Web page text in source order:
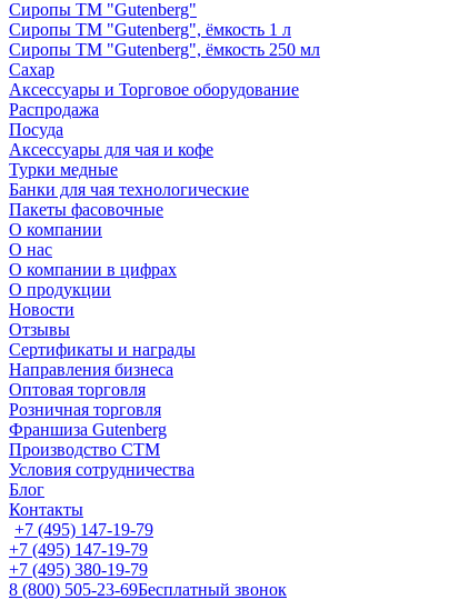
Сиропы ТМ "Gutenberg"
Сиропы ТМ "Gutenberg", ёмкость 1 л
Сиропы ТМ "Gutenberg", ёмкость 250 мл
Сахар
Аксессуары и Торговое оборудование
Распродажа
Посуда
Аксессуары для чая и кофе
Турки медные
Банки для чая технологические
Пакеты фасовочные
О компании
О нас
О компании в цифрах
О продукции
Новости
Отзывы
Сертификаты и награды
Направления бизнеса
Оптовая торговля
Розничная торговля
Франшиза Gutenberg
Производство СТМ
Условия сотрудничества
Блог
Контакты
+7 (495) 147-19-79
+7 (495) 147-19-79
+7 (495) 380-19-79
8 (800) 505-23-69Бесплатный звонок